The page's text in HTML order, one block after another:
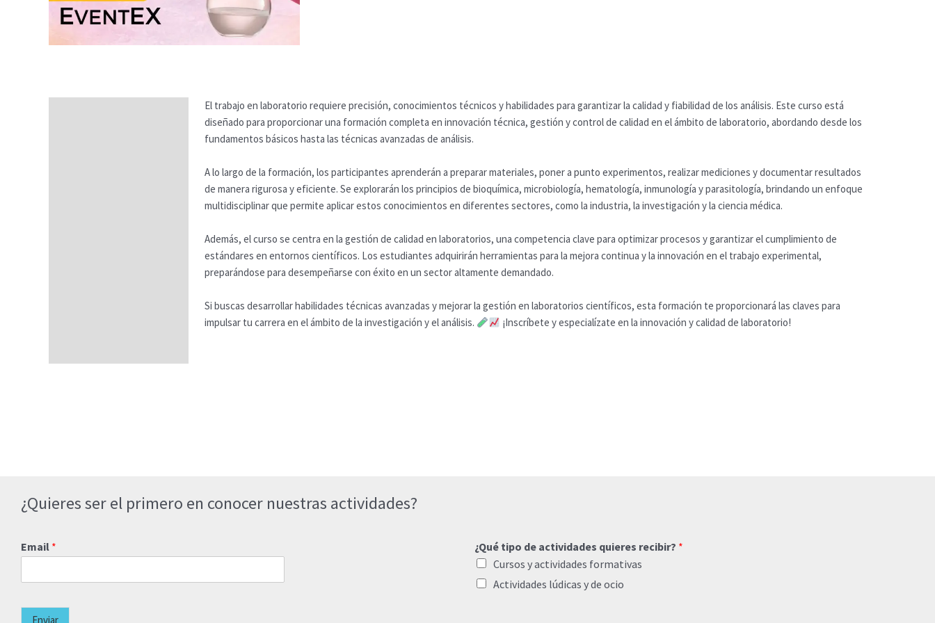
El trabajo en laboratorio requiere precisión, conocimientos técnicos y habilidades para garantizar la calidad y fiabilidad de los análisis. Este curso está
diseñado para proporcionar una formación completa en innovación técnica, gestión y control de calidad en el ámbito de laboratorio, abordando desde los
fundamentos básicos hasta las técnicas avanzadas de análisis.
A lo largo de la formación, los participantes aprenderán a preparar materiales, poner a punto experimentos, realizar mediciones y documentar resultados
de manera rigurosa y eficiente. Se explorarán los principios de bioquímica, microbiología, hematología, inmunología y parasitología, brindando un enfoque
multidisciplinar que permite aplicar estos conocimientos en diferentes sectores, como la industria, la investigación y la ciencia médica.
Además, el curso se centra en la gestión de calidad en laboratorios, una competencia clave para optimizar procesos y garantizar el cumplimiento de
estándares en entornos científicos. Los estudiantes adquirirán herramientas para la mejora continua y la innovación en el trabajo experimental,
preparándose para desempeñarse con éxito en un sector altamente demandado.
Si buscas desarrollar habilidades técnicas avanzadas y mejorar la gestión en laboratorios científicos, esta formación te proporcionará las claves para
impulsar tu carrera en el ámbito de la investigación y el análisis.
¡Inscríbete y especialízate en la innovación y calidad de laboratorio!
¿Quieres ser el primero en conocer nuestras actividades?
Email * ¿Qué tipo de actividades quieres recibir? *
Cursos y actividades formativas
Actividades lúdicas y de ocio
Enviar